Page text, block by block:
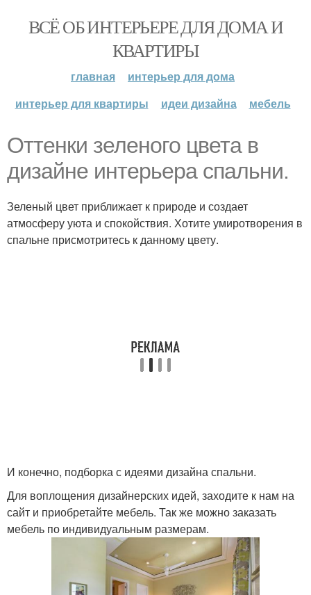
ВСЁ ОБ ИНТЕРЬЕРЕ ДЛЯ ДОМА И
КВАРТИРЫ
главная
интерьер для дома
интерьер для квартиры
идеи дизайна мебель
Оттенки зеленого цвета в
дизайне интерьера спальни.
Зеленый цвет приближает к природе и создает
атмосферу уюта и спокойствия. Хотите умиротворения в
спальне присмотритесь к данному цвету.
И конечно, подборка с идеями дизайна спальни.
Для воплощения дизайнерских идей, заходите к нам на
сайт и приобретайте мебель. Так же можно заказать
мебель по индивидуальным размерам.